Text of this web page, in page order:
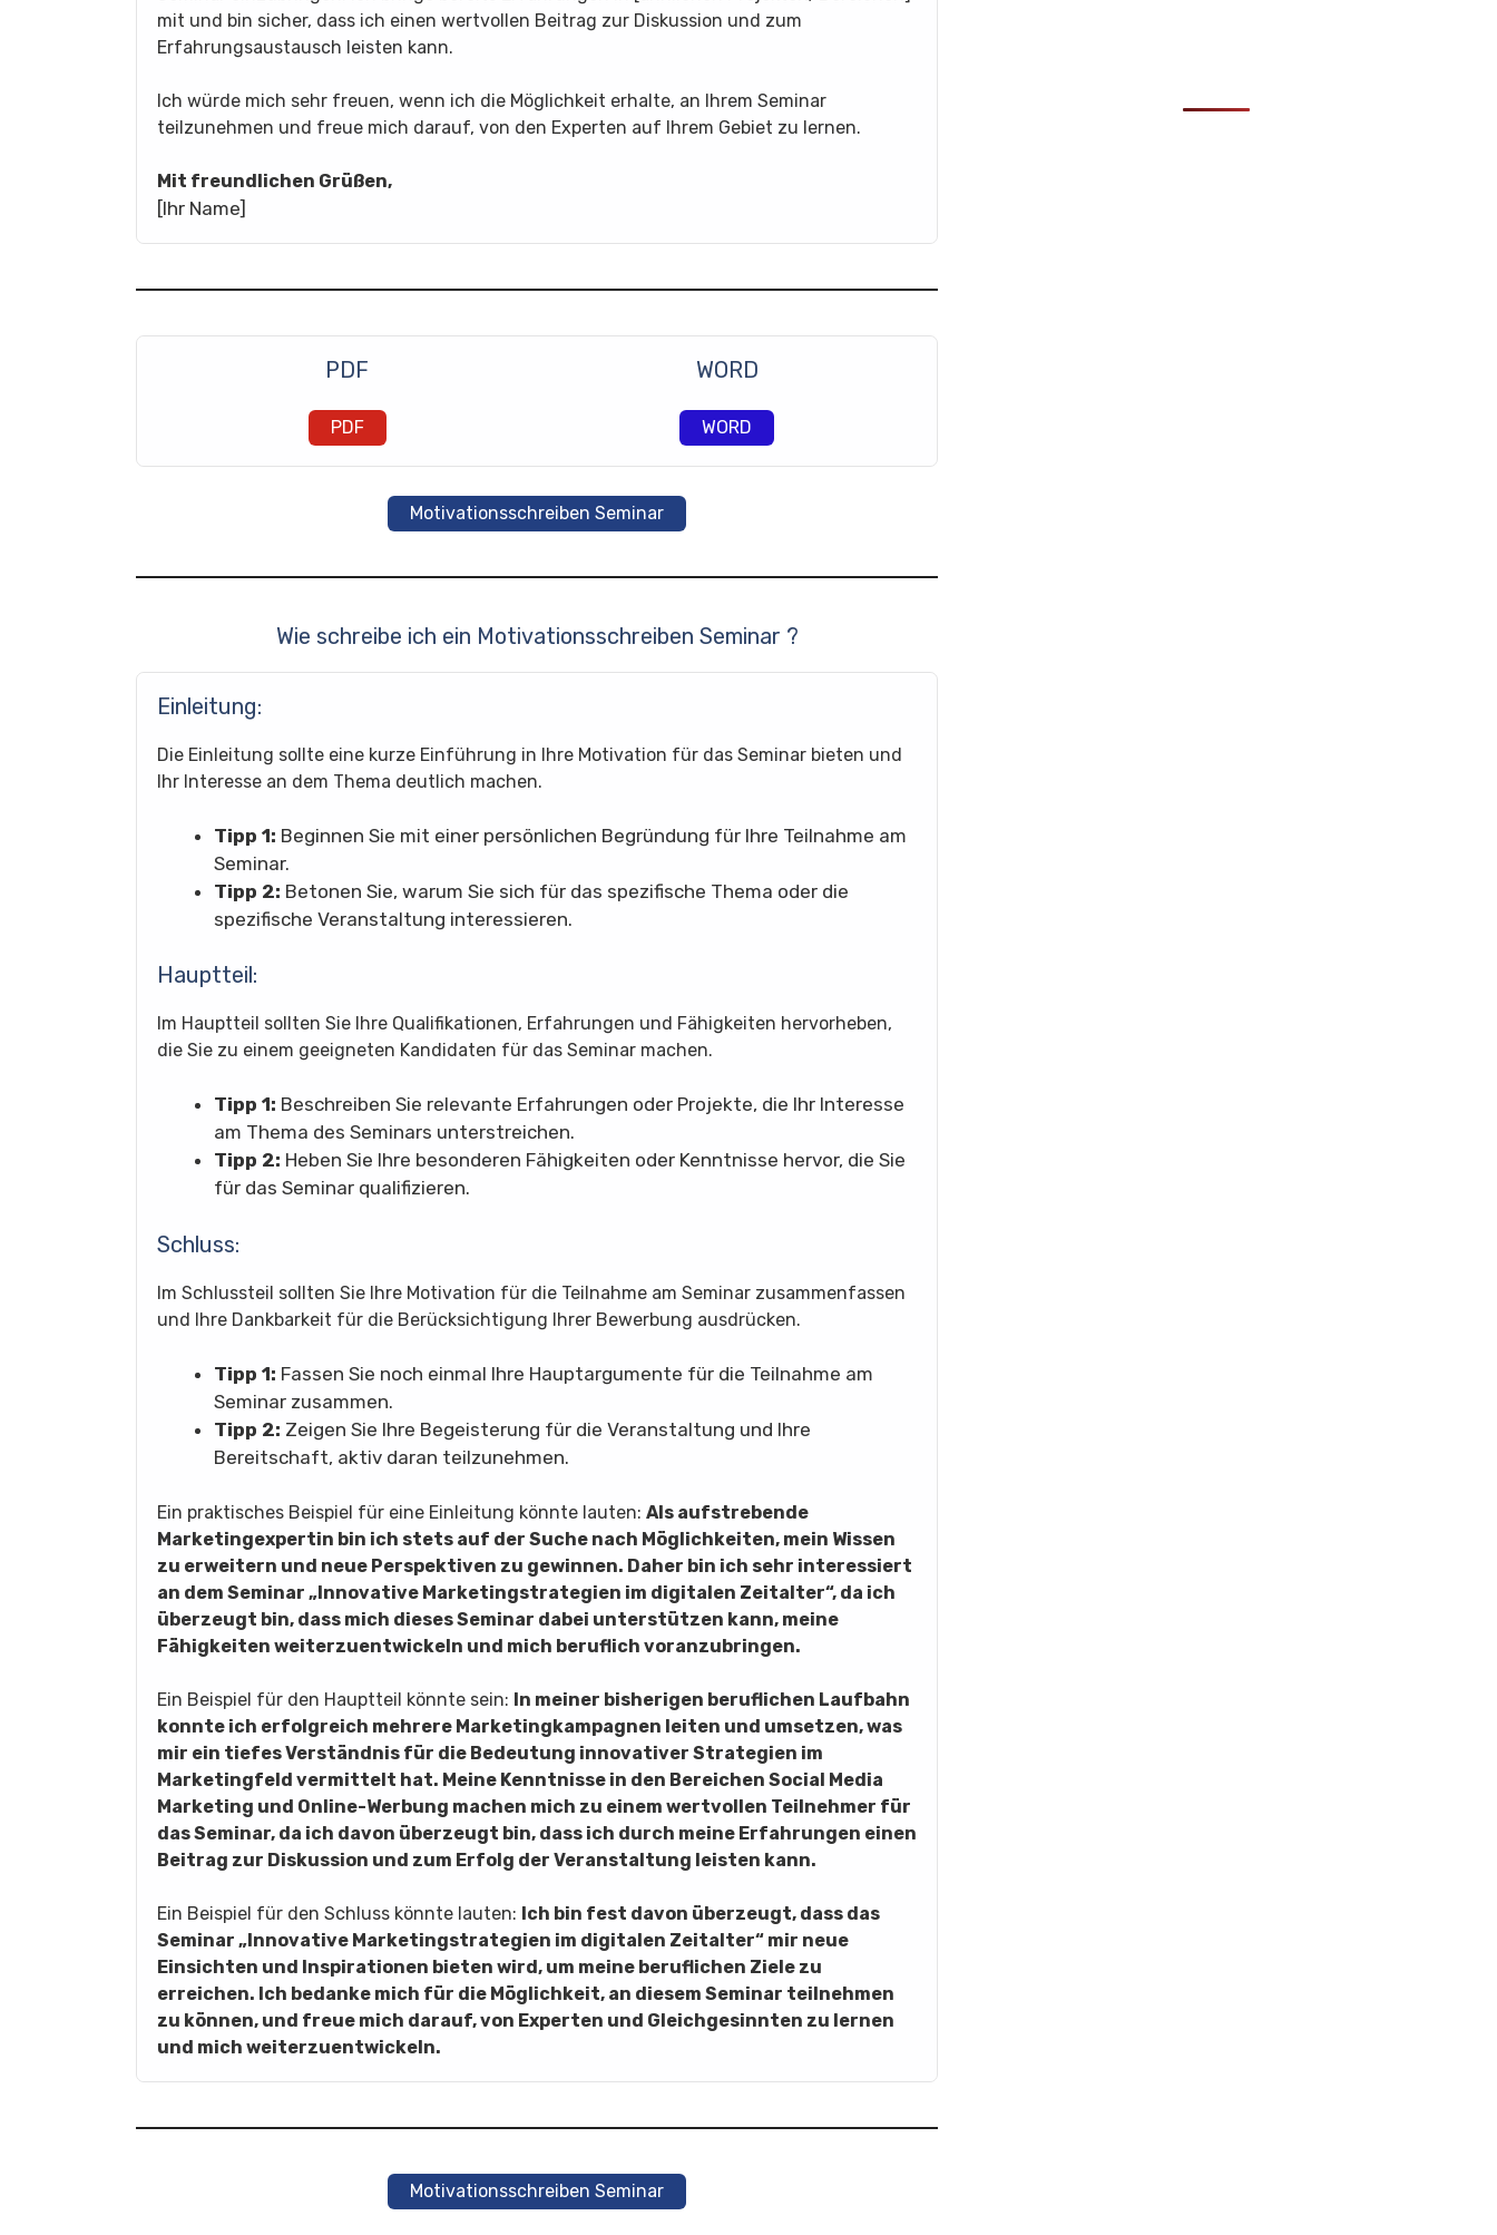
mit und bin sicher, dass ich einen wertvollen Beitrag zur Diskussion und zum
Erfahrungsaustausch leisten kann.
Ich würde mich sehr freuen, wenn ich die Möglichkeit erhalte, an Ihrem Seminar
teilzunehmen und freue mich darauf, von den Experten auf Ihrem Gebiet zu lernen.
Mit freundlichen Grüßen,
[Ihr Name]
PDF
PDF
WORD
WORD
Motivationsschreiben Seminar
Wie schreibe ich ein Motivationsschreiben Seminar ?
Einleitung:
Die Einleitung sollte eine kurze Einführung in Ihre Motivation für das Seminar bieten und
Ihr Interesse an dem Thema deutlich machen.
Tipp 1: Beginnen Sie mit einer persönlichen Begründung für Ihre Teilnahme am
Seminar.
Tipp 2: Betonen Sie, warum Sie sich für das spezifische Thema oder die
spezifische Veranstaltung interessieren.
Hauptteil:
Im Hauptteil sollten Sie Ihre Qualifikationen, Erfahrungen und Fähigkeiten hervorheben,
die Sie zu einem geeigneten Kandidaten für das Seminar machen.
Tipp 1: Beschreiben Sie relevante Erfahrungen oder Projekte, die Ihr Interesse
am Thema des Seminars unterstreichen.
Tipp 2: Heben Sie Ihre besonderen Fähigkeiten oder Kenntnisse hervor, die Sie
für das Seminar qualifizieren.
Schluss:
Im Schlussteil sollten Sie Ihre Motivation für die Teilnahme am Seminar zusammenfassen
und Ihre Dankbarkeit für die Berücksichtigung Ihrer Bewerbung ausdrücken.
Tipp 1: Fassen Sie noch einmal Ihre Hauptargumente für die Teilnahme am
Seminar zusammen.
Tipp 2: Zeigen Sie Ihre Begeisterung für die Veranstaltung und Ihre
Bereitschaft, aktiv daran teilzunehmen.
Ein praktisches Beispiel für eine Einleitung könnte lauten: Als aufstrebende
Marketingexpertin bin ich stets auf der Suche nach Möglichkeiten, mein Wissen
zu erweitern und neue Perspektiven zu gewinnen. Daher bin ich sehr interessiert
an dem Seminar „Innovative Marketingstrategien im digitalen Zeitalter“, da ich
überzeugt bin, dass mich dieses Seminar dabei unterstützen kann, meine
Fähigkeiten weiterzuentwickeln und mich beruflich voranzubringen.
Ein Beispiel für den Hauptteil könnte sein: In meiner bisherigen beruflichen Laufbahn
konnte ich erfolgreich mehrere Marketingkampagnen leiten und umsetzen, was
mir ein tiefes Verständnis für die Bedeutung innovativer Strategien im
Marketingfeld vermittelt hat. Meine Kenntnisse in den Bereichen Social Media
Marketing und Online-Werbung machen mich zu einem wertvollen Teilnehmer für
das Seminar, da ich davon überzeugt bin, dass ich durch meine Erfahrungen einen
Beitrag zur Diskussion und zum Erfolg der Veranstaltung leisten kann.
Ein Beispiel für den Schluss könnte lauten: Ich bin fest davon überzeugt, dass das
Seminar „Innovative Marketingstrategien im digitalen Zeitalter“ mir neue
Einsichten und Inspirationen bieten wird, um meine beruflichen Ziele zu
erreichen. Ich bedanke mich für die Möglichkeit, an diesem Seminar teilnehmen
zu können, und freue mich darauf, von Experten und Gleichgesinnten zu lernen
und mich weiterzuentwickeln.
Motivationsschreiben Seminar